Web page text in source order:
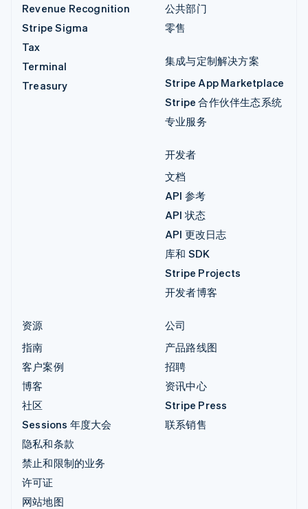
Revenue Recognition
Stripe Sigma
Tax
Terminal
Treasury
公共部门
零售
集成与定制解决方案
Stripe App Marketplace
Stripe 合作伙伴生态系统
专业服务
开发者
文档
API 参考
API 状态
API 更改日志
库和 SDK
Stripe Projects
开发者博客
资源
指南
客户案例
博客
社区
Sessions 年度大会
隐私和条款
禁止和限制的业务
许可证
网站地图
公司
产品路线图
招聘
资讯中心
Stripe Press
联系销售